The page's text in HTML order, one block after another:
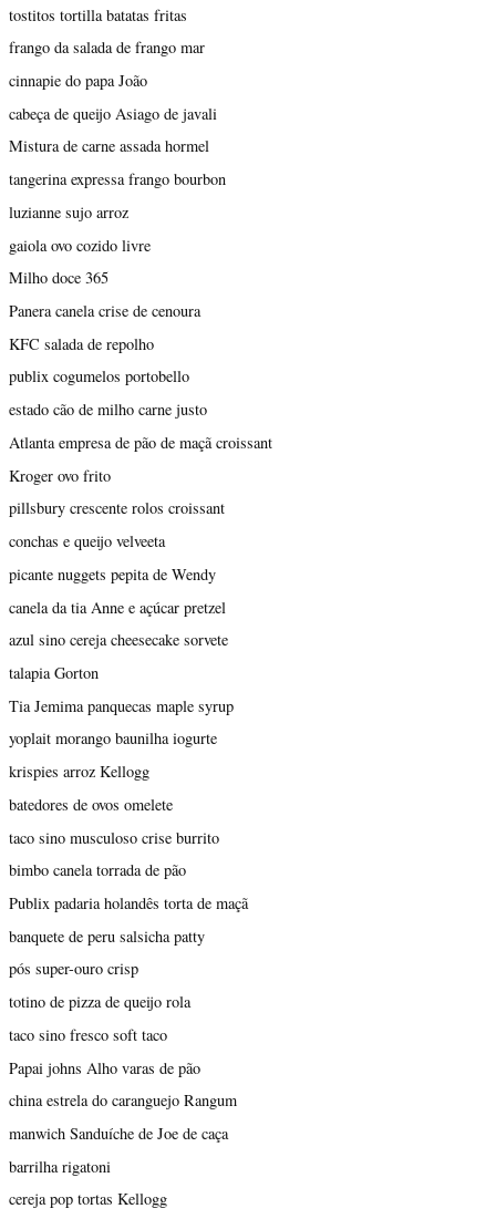
tostitos tortilla batatas fritas
frango da salada de frango mar
cinnapie do papa João
cabeça de queijo Asiago de javali
Mistura de carne assada hormel
tangerina expressa frango bourbon
luzianne sujo arroz
gaiola ovo cozido livre
Milho doce 365
Panera canela crise de cenoura
KFC salada de repolho
publix cogumelos portobello
estado cão de milho carne justo
Atlanta empresa de pão de maçã croissant
Kroger ovo frito
pillsbury crescente rolos croissant
conchas e queijo velveeta
picante nuggets pepita de Wendy
canela da tia Anne e açúcar pretzel
azul sino cereja cheesecake sorvete
talapia Gorton
Tia Jemima panquecas maple syrup
yoplait morango baunilha iogurte
krispies arroz Kellogg
batedores de ovos omelete
taco sino musculoso crise burrito
bimbo canela torrada de pão
Publix padaria holandês torta de maçã
banquete de peru salsicha patty
pós super-ouro crisp
totino de pizza de queijo rola
taco sino fresco soft taco
Papai johns Alho varas de pão
china estrela do caranguejo Rangum
manwich Sanduíche de Joe de caça
barrilha rigatoni
cereja pop tortas Kellogg